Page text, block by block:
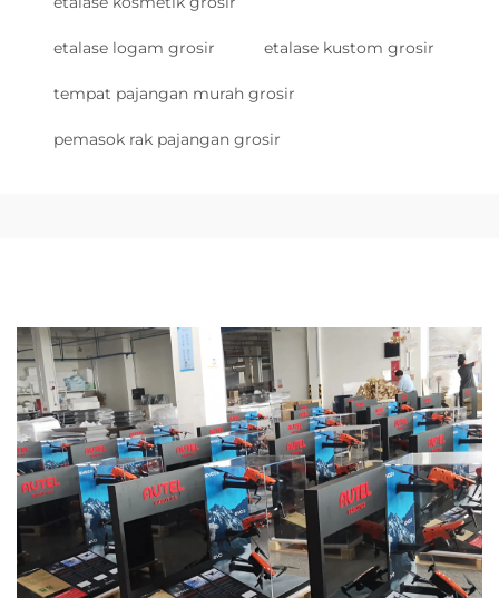
etalase logam grosir etalase kustom grosir
tempat pajangan murah grosir
pemasok rak pajangan grosir